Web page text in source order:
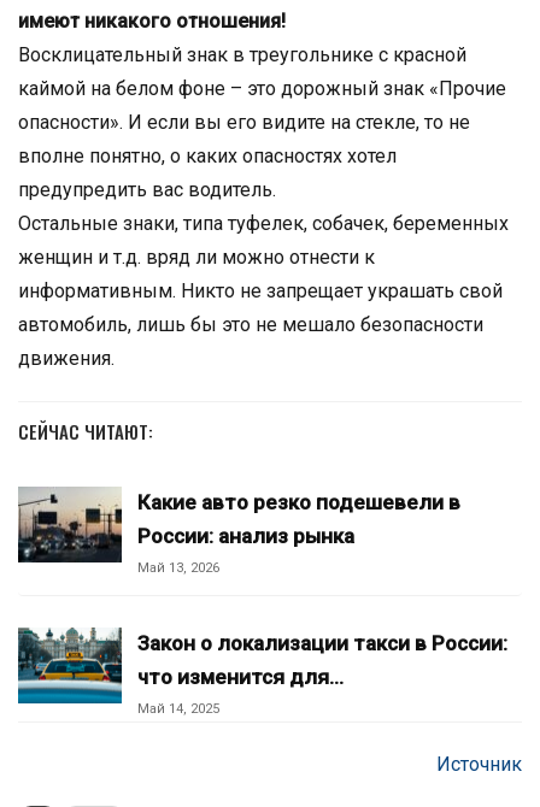
имеют никакого отношения!
Восклицательный знак в треугольнике с красной
каймой на белом фоне – это дорожный знак «Прочие
опасности». И если вы его видите на стекле, то не
вполне понятно, о каких опасностях хотел
предупредить вас водитель.
Остальные знаки, типа туфелек, собачек, беременных
женщин и т.д. вряд ли можно отнести к
информативным. Никто не запрещает украшать свой
автомобиль, лишь бы это не мешало безопасности
движения.
СЕЙЧАС ЧИТАЮТ:
Какие авто резко подешевели в
России: анализ рынка
Май 13, 2026
Закон о локализации такси в России:
что изменится для…
Май 14, 2025
Источник